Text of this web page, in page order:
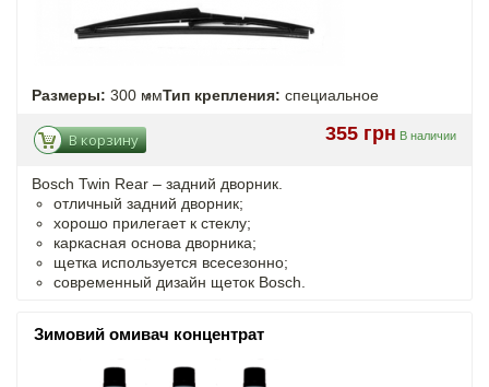
Размеры: 300 ммТип крепления: специальное
355 грн В наличии
В корзину
Bosch Twin Rear – задний дворник.
отличный задний дворник;
хорошо прилегает к стеклу;
каркасная основа дворника;
щетка используется всесезонно;
современный дизайн щеток Bosch.
Зимовий омивач концентрат